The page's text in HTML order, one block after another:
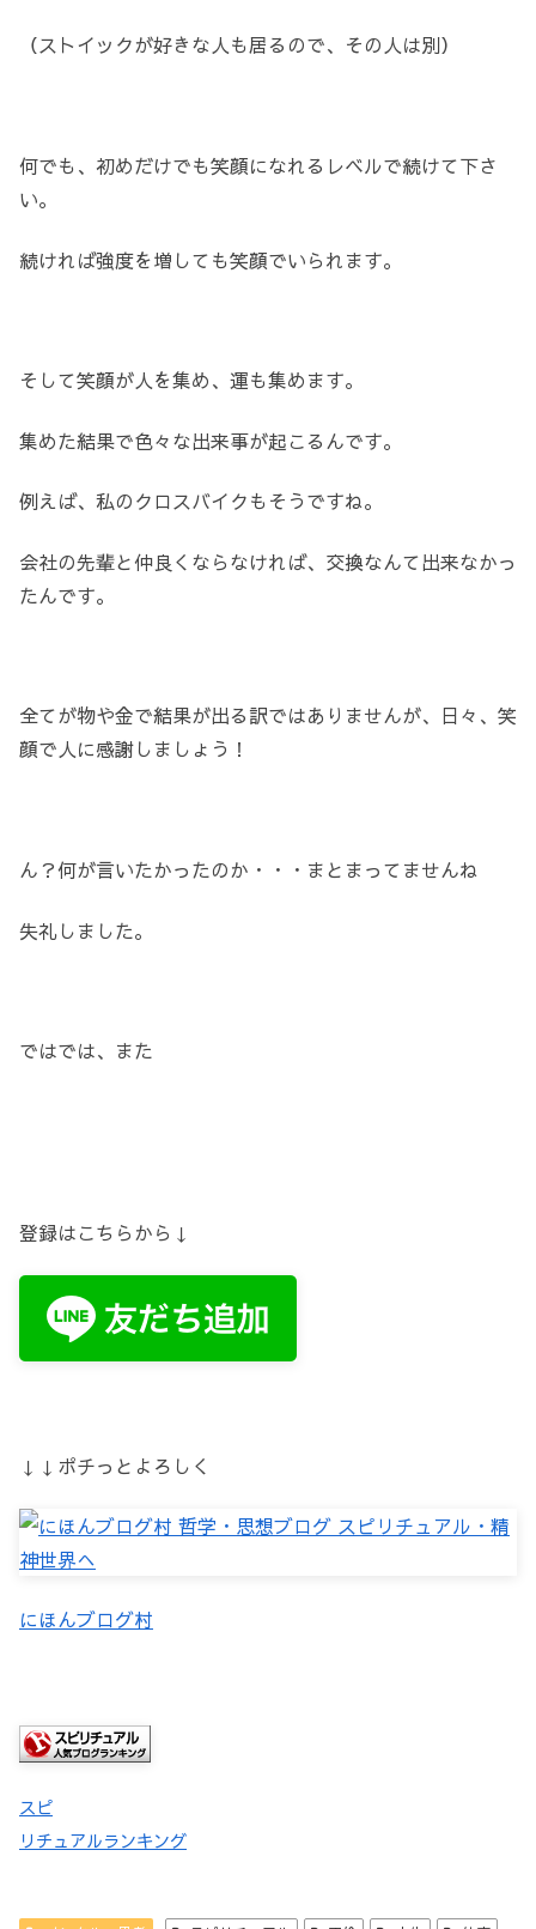
（ストイックが好きな人も居るので、その人は別）
何でも、初めだけでも笑顔になれるレベルで続けて下さ
い。
続ければ強度を増しても笑顔でいられます。
そして笑顔が人を集め、運も集めます。
集めた結果で色々な出来事が起こるんです。
例えば、私のクロスバイクもそうですね。
会社の先輩と仲良くならなければ、交換なんて出来なかっ
たんです。
全てが物や金で結果が出る訳ではありませんが、日々、笑
顔で人に感謝しましょう！
ん？何が言いたかったのか・・・まとまってませんね
失礼しました。
ではでは、また
登録はこちらから↓
↓↓ポチっとよろしく
にほんブログ村
スピ
リチュアルランキング